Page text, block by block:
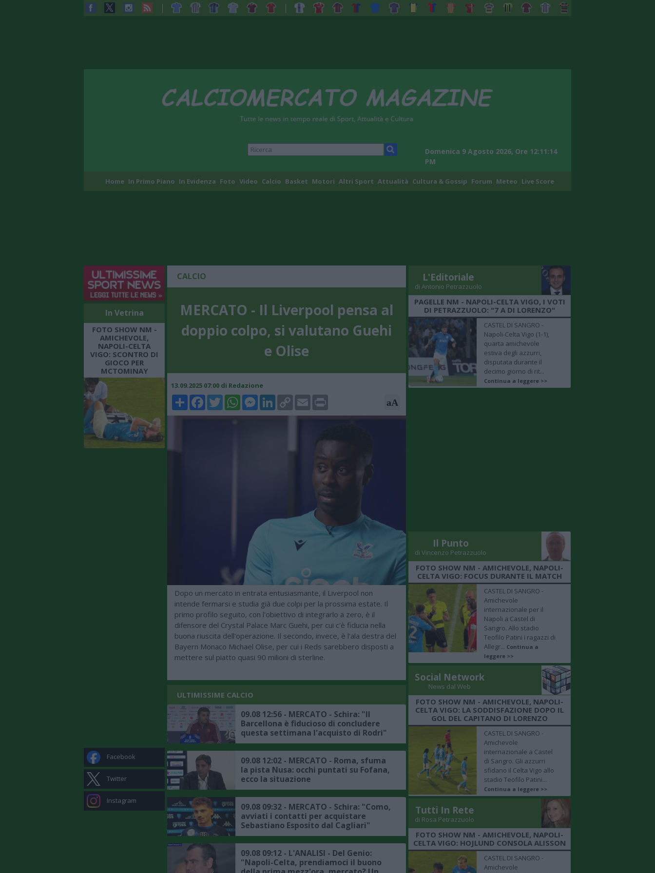
Domenica 9 Agosto 2026, Ore 12:11:15
PM
Home In Primo Piano In Evidenza Foto Video Calcio Basket Motori Altri Sport Attualità Cultura & Gossip Forum Meteo Live Score
In Vetrina
FOTO SHOW NM -
AMICHEVOLE,
NAPOLI-CELTA
VIGO: SCONTRO DI
GIOCO PER
MCTOMINAY
Facebook
Twitter
Instagram
CALCIO
MERCATO - Il Liverpool pensa al
doppio colpo, si valutano Guehi
e Olise
13.09.2025 07:00 di Redazione
ShareFacebookTwitterWhatsAppMessenger
LinkedIn
Copy
Link
Email Print aA
Dopo un mercato in entrata entusiasmante, il Liverpool non
intende fermarsi e studia già due colpi per la prossima estate. Il
primo profilo seguito, con l'obiettivo di integrarlo a zero, è il
difensore del Crystal Palace Marc Guehi, per cui c'è fiducia nella
buona riuscita dell'operazione. Il secondo, invece, è l'ala destra del
Bayern Monaco Michael Olise, per cui i Reds sarebbero disposti a
mettere sul piatto quasi 90 milioni di sterline.
ULTIMISSIME CALCIO
09.08 12:56 - MERCATO - Schira: "Il
Barcellona è fiducioso di concludere
questa settimana l'acquisto di Rodri"
09.08 12:02 - MERCATO - Roma, sfuma
la pista Nusa: occhi puntati su Fofana,
ecco la situazione
09.08 09:32 - MERCATO - Schira: "Como,
avviati i contatti per acquistare
Sebastiano Esposito dal Cagliari"
09.08 09:12 - L'ANALISI - Del Genio:
"Napoli-Celta, prendiamoci il buono
L'Editoriale
di Antonio Petrazzuolo
PAGELLE NM - NAPOLI-CELTA VIGO, I VOTI
DI PETRAZZUOLO: "7 A DI LORENZO"
CASTEL DI SANGRO -
Napoli-Celta Vigo (1-1),
quarta amichevole
estiva degli azzurri,
disputata durante il
decimo giorno di rit...
Continua a leggere >>
Il Punto
di Vincenzo Petrazzuolo
FOTO SHOW NM - AMICHEVOLE, NAPOLI-
CELTA VIGO: FOCUS DURANTE IL MATCH
CASTEL DI SANGRO -
Amichevole
internazionale per il
Napoli a Castel di
Sangro. Allo stadio
Teofilo Patini i ragazzi di
Allegr... Continua a
leggere >>
Social Network
News dal Web
FOTO SHOW NM - AMICHEVOLE, NAPOLI-
CELTA VIGO: LA SODDISFAZIONE DOPO IL
GOL DEL CAPITANO DI LORENZO
CASTEL DI SANGRO -
Amichevole
internazionale a Castel
di Sangro. Gli azzurri
sfidano il Celta Vigo allo
stadio Teofilo Patini...
Continua a leggere >>
Tutti In Rete
di Rosa Petrazzuolo
FOTO SHOW NM - AMICHEVOLE, NAPOLI-
CELTA VIGO: HOJLUND CONSOLA ALISSON
CASTEL DI SANGRO -
Amichevole